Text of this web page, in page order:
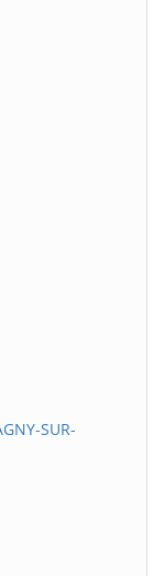
SUR-